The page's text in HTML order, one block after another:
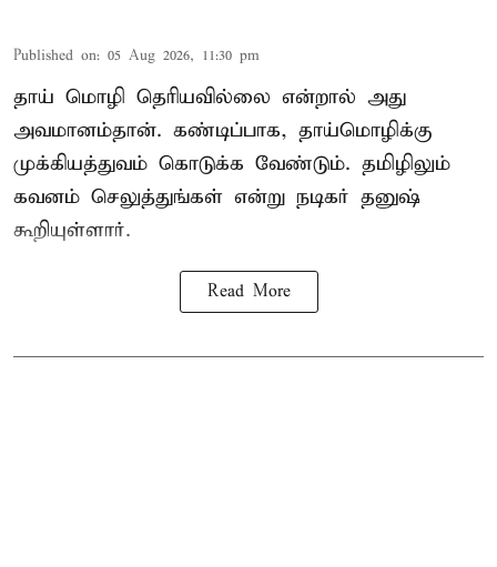
Published on: 05 Aug 2026, 11:30 pm
தாய் மொழி தெரியவில்லை என்றால் அது
அவமானம்தான். கண்டிப்பாக, தாய்மொழிக்கு
முக்கியத்துவம் கொடுக்க வேண்டும். தமிழிலும்
கவனம் செலுத்துங்கள் என்று நடிகர் தனுஷ்
கூறியுள்ளார்.
Read More